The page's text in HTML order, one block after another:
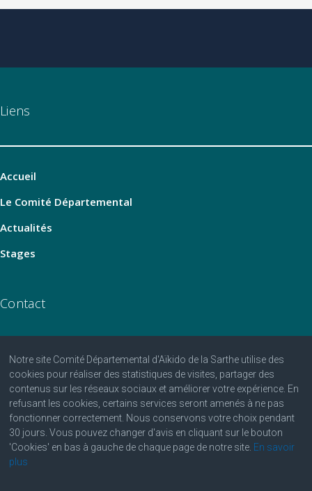
Notre site Comité Départemental d'Aïkido de la Sarthe utilise des
cookies pour réaliser des statistiques de visites, partager des
contenus sur les réseaux sociaux et améliorer votre expérience. En
refusant les cookies, certains services seront amenés à ne pas
fonctionner correctement. Nous conservons votre choix pendant
30 jours. Vous pouvez changer d'avis en cliquant sur le bouton
'Cookies' en bas à gauche de chaque page de notre site. En savoir
plus
Liens
Accueil
Le Comité Départemental
Actualités
Stages
Contact
06 07 25 25 81
contact@aikido-sarthe.fr
Fédération Française d'Aïkido et de Budo